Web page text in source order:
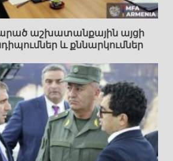
աշխատանքային այցի
և քննարկումներ